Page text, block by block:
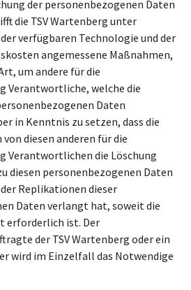
der personenbezogenen Daten
die TSV Wartenberg unter
verfügbaren Technologie und der
angemessene Maßnahmen,
um andere für die
Verantwortliche, welche die
Daten
in Kenntnis zu setzen, dass die
diesen anderen für die
Verantwortlichen die Löschung
diesen personenbezogenen Daten
Replikationen dieser
Daten verlangt hat, soweit die
erforderlich ist. Der
der TSV Wartenberg oder ein
wird im Einzelfall das Notwendige